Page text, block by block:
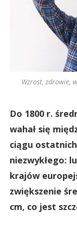
Wzrost, zdrowie,
Do 1800 r.
wahał się
ciągu
niezwykłego:
krajów
zwiększenie
cm, co jest